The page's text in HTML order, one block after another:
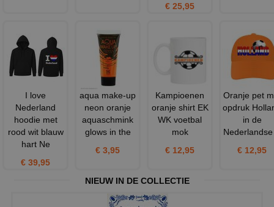
€ 25,95
I love
Nederland
hoodie met
rood wit blauw
hart Ne
€ 39,95
aqua make-up
neon oranje
aquaschmink
glows in the
€ 3,95
Kampioenen
oranje shirt EK
WK voetbal
mok
€ 12,95
Oranje pet
opdruk
in de
€ 12,95
NIEUW IN DE COLLECTIE